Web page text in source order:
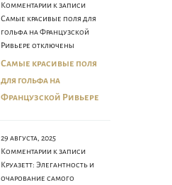
Комментарии к записи
Самые красивые поля для
гольфа на Французской
Ривьере отключены
Самые красивые поля
для гольфа на
Французской Ривьере
29 августа, 2025
Комментарии к записи
Круазетт: Элегантность и
очарование самого